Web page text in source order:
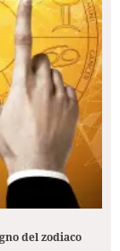
del zodiaco